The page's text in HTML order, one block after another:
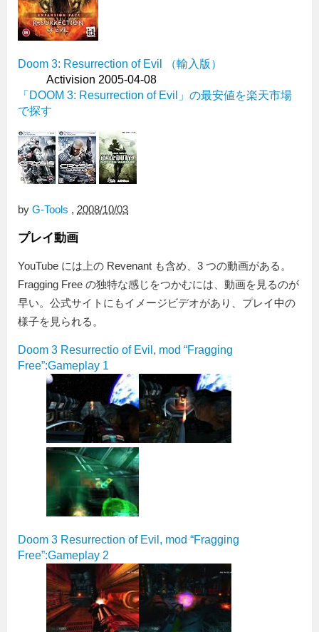
Doom 3: Resurrection of Evil （輸入版）
Activision 2005-04-08
「DOOM 3: Resurrection of Evil」の最安値を楽天市場
で探す
by G-Tools , 2008/10/03
プレイ動画
YouTube には上の Revenant も含め、3 つの動画がある。
Fragging Free の独特な感じをつかむには、動画を見るのが
早い。公式サイトにもイメージビデオがあり、プレイ中の
様子を見られる。
Doom 3 Resurrectio of Evil, mod “Fragging
Free”:Gameplay 1
Doom 3 Resurrection of Evil, mod “Fragging
Free”:Gameplay 2